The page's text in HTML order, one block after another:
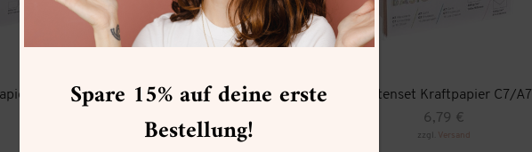
Kartenset Weiß C7/A7
6,49
zzgl.Versand
Kartenset Kraftpapier C7/A7
6,79 €
zzgl. Versand
Spare 15% auf deine erste
Bestellung!